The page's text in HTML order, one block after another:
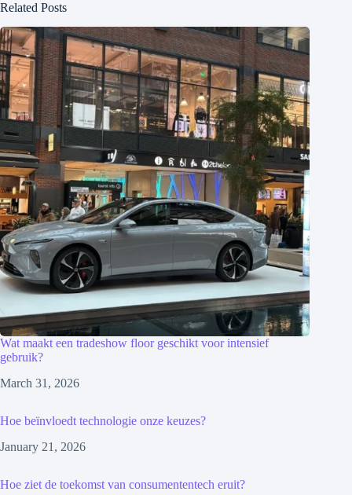
Related Posts
Wat maakt een tradeshow floor geschikt voor intensief
gebruik?
March 31, 2026
Hoe beïnvloedt technologie onze keuzes?
January 21, 2026
Hoe ziet de toekomst van consumententech eruit?